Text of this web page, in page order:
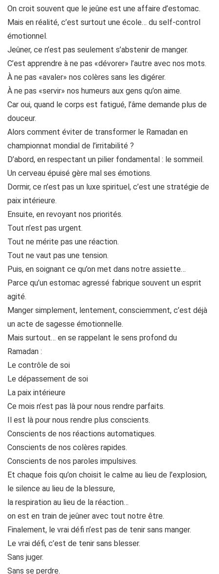
On croit souvent que le jeûne est une affaire d’estomac.
Mais en réalité, c’est surtout une école… du self-control
émotionnel.
Jeûner, ce n’est pas seulement s’abstenir de manger.
C’est apprendre à ne pas «dévorer» l’autre avec nos mots.
À ne pas «avaler» nos colères sans les digérer.
À ne pas «servir» nos humeurs aux gens qu’on aime.
Car oui, quand le corps est fatigué, l’âme demande plus de
douceur.
Alors comment éviter de transformer le Ramadan en
championnat mondial de l’irritabilité ?
D’abord, en respectant un pilier fondamental : le sommeil.
Un cerveau épuisé gère mal ses émotions.
Dormir, ce n’est pas un luxe spirituel, c’est une stratégie de
paix intérieure.
Ensuite, en revoyant nos priorités.
Tout n’est pas urgent.
Tout ne mérite pas une réaction.
Tout ne vaut pas une tension.
Puis, en soignant ce qu’on met dans notre assiette…
Parce qu’un estomac agressé fabrique souvent un esprit
agité.
Manger simplement, lentement, consciemment, c’est déjà
un acte de sagesse émotionnelle.
Mais surtout… en se rappelant le sens profond du
Ramadan :
Le contrôle de soi
Le dépassement de soi
La paix intérieure
Ce mois n’est pas là pour nous rendre parfaits.
Il est là pour nous rendre plus conscients.
Conscients de nos réactions automatiques.
Conscients de nos colères rapides.
Conscients de nos paroles impulsives.
Et chaque fois qu’on choisit le calme au lieu de l’explosion,
le silence au lieu de la blessure,
la respiration au lieu de la réaction…
on est en train de jeûner avec tout notre être.
Finalement, le vrai défi n’est pas de tenir sans manger.
Le vrai défi, c’est de tenir sans blesser.
Sans juger.
Sans se perdre.